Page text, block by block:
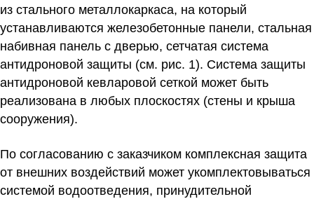
из стального металлокаркаса, на который
устанавливаются железобетонные панели, стальная
набивная панель с дверью, сетчатая система
антидроновой защиты (см. рис. 1). Система защиты
антидроновой кевларовой сеткой может быть
реализована в любых плоскостях (стены и крыша
сооружения).
По согласованию с заказчиком комплексная защита
от внешних воздействий может укомплектовываться
системой водоотведения, принудительной